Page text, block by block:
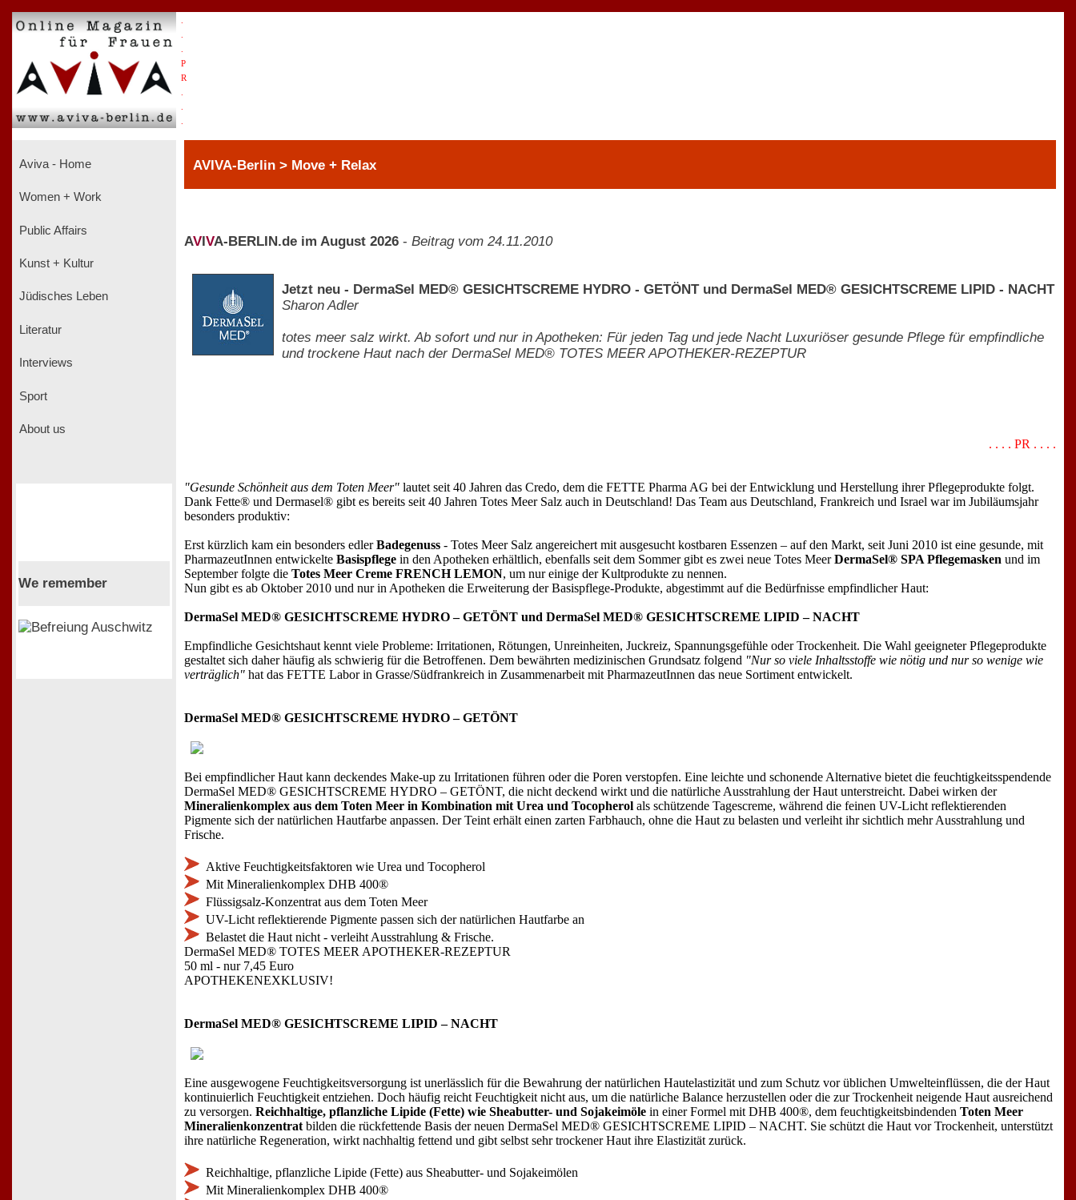
P
R
Aviva - Home
Women + Work
Public Affairs
Kunst + Kultur
Jüdisches Leben
Literatur
Interviews
Sport
About us
We remember
AVIVA-Berlin > Move + Relax
AV VA-BERLIN.de im August 2026 - Beitrag vom 24.11.2010
Jetzt neu - DermaSel MED® GESICHTSCREME HYDRO - GETÖNT und DermaSel MED® GESICHTSCREME LIPID - NACHT
Sharon Adler
totes meer salz wirkt. Ab sofort und nur in Apotheken: Für jeden Tag und jede Nacht Luxuriöser gesunde Pflege für empfindliche
und trockene Haut nach der DermaSel MED® TOTES MEER APOTHEKER-REZEPTUR
. . . . PR . . . .
"Gesunde Schönheit aus dem Toten Meer" lautet seit 40 Jahren das Credo, dem die FETTE Pharma AG bei der Entwicklung und Herstellung ihrer Pflegeprodukte folgt.
Dank Fette® und Dermasel® gibt es bereits seit 40 Jahren Totes Meer Salz auch in Deutschland! Das Team aus Deutschland, Frankreich und Israel war im Jubiläumsjahr
besonders produktiv:
Erst kürzlich kam ein besonders edlerBadegenuss - Totes Meer Salz angereichert mit ausgesucht kostbaren Essenzen – auf den Markt, seit Juni 2010 ist eine gesunde, mit
PharmazeutInnen entwickelte Basispflege in den Apotheken erhältlich, ebenfalls seit dem Sommer gibt es zwei neue Totes MeerDermaSel® SPA Pflegemasken und im
September folgte die Totes Meer Creme FRENCH LEMON, um nur einige der Kultprodukte zu nennen.
Nun gibt es ab Oktober 2010 und nur in Apotheken die Erweiterung der Basispflege-Produkte, abgestimmt auf die Bedürfnisse empfindlicher Haut:
DermaSel MED® GESICHTSCREME HYDRO – GETÖNT und DermaSel MED® GESICHTSCREME LIPID – NACHT
Empfindliche Gesichtshaut kennt viele Probleme: Irritationen, Rötungen, Unreinheiten, Juckreiz, Spannungsgefühle oder Trockenheit. Die Wahl geeigneter Pflegeprodukte
gestaltet sich daher häufig als schwierig für die Betroffenen. Dem bewährten medizinischen Grundsatz folgend "Nur so viele Inhaltsstoffe wie nötig und nur so wenige wie
verträglich" hat das FETTE Labor in Grasse/Südfrankreich in Zusammenarbeit mit PharmazeutInnen das neue Sortiment entwickelt.
DermaSel MED® GESICHTSCREME HYDRO – GETÖNT
Bei empfindlicher Haut kann deckendes Make-up zu Irritationen führen oder die Poren verstopfen. Eine leichte und schonende Alternative bietet die feuchtigkeitsspendende
DermaSel MED® GESICHTSCREME HYDRO – GETÖNT, die nicht deckend wirkt und die natürliche Ausstrahlung der Haut unterstreicht. Dabei wirken der
Mineralienkomplex aus dem Toten Meer in Kombination mit Urea und Tocopherol als schützende Tagescreme, während die feinen UV-Licht reflektierenden
Pigmente sich der natürlichen Hautfarbe anpassen. Der Teint erhält einen zarten Farbhauch, ohne die Haut zu belasten und verleiht ihr sichtlich mehr Ausstrahlung und
Frische.
Aktive Feuchtigkeitsfaktoren wie Urea und Tocopherol
Mit Mineralienkomplex DHB 400®
Flüssigsalz-Konzentrat aus dem Toten Meer
UV-Licht reflektierende Pigmente passen sich der natürlichen Hautfarbe an
Belastet die Haut nicht - verleiht Ausstrahlung & Frische.
DermaSel MED® TOTES MEER APOTHEKER-REZEPTUR
50 ml - nur 7,45 Euro
APOTHEKENEXKLUSIV!
DermaSel MED® GESICHTSCREME LIPID – NACHT
Eine ausgewogene Feuchtigkeitsversorgung ist unerlässlich für die Bewahrung der natürlichen Hautelastizität und zum Schutz vor üblichen Umwelteinflüssen, die der Haut
kontinuierlich Feuchtigkeit entziehen. Doch häufig reicht Feuchtigkeit nicht aus, um die natürliche Balance herzustellen oder die zur Trockenheit neigende Haut ausreichend
zu versorgen. Reichhaltige, pflanzliche Lipide (Fette) wie Sheabutter- und Sojakeimöle in einer Formel mit DHB 400®, dem feuchtigkeitsbindenden Toten Meer
Mineralienkonzentrat bilden die rückfettende Basis der neuen DermaSel MED® GESICHTSCREME LIPID – NACHT. Sie schützt die Haut vor Trockenheit, unterstützt
ihre natürliche Regeneration, wirkt nachhaltig fettend und gibt selbst sehr trockener Haut ihre Elastizität zurück.
Reichhaltige, pflanzliche Lipide (Fette) aus Sheabutter- und Sojakeimölen
Mit Mineralienkomplex DHB 400®